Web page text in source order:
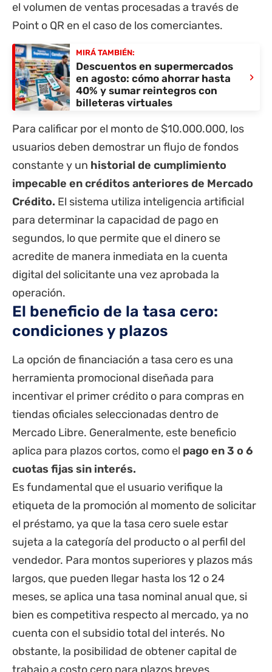
el volumen de ventas procesadas a través de
Point o QR en el caso de los comerciantes.
MIRÁ TAMBIÉN:
Descuentos en supermercados
en agosto: cómo ahorrar hasta
40% y sumar reintegros con
billeteras virtuales
›
Para calificar por el monto de $10.000.000, los
usuarios deben demostrar un flujo de fondos
constante y un historial de cumplimiento
impecable en créditos anteriores de Mercado
Crédito. El sistema utiliza inteligencia artificial
para determinar la capacidad de pago en
segundos, lo que permite que el dinero se
acredite de manera inmediata en la cuenta
digital del solicitante una vez aprobada la
operación.
El beneficio de la tasa cero:
condiciones y plazos
La opción de financiación a tasa cero es una
herramienta promocional diseñada para
incentivar el primer crédito o para compras en
tiendas oficiales seleccionadas dentro de
Mercado Libre. Generalmente, este beneficio
aplica para plazos cortos, como el pago en 3 o 6
cuotas fijas sin interés.
Es fundamental que el usuario verifique la
etiqueta de la promoción al momento de solicitar
el préstamo, ya que la tasa cero suele estar
sujeta a la categoría del producto o al perfil del
vendedor. Para montos superiores y plazos más
largos, que pueden llegar hasta los 12 o 24
meses, se aplica una tasa nominal anual que, si
bien es competitiva respecto al mercado, ya no
cuenta con el subsidio total del interés. No
obstante, la posibilidad de obtener capital de